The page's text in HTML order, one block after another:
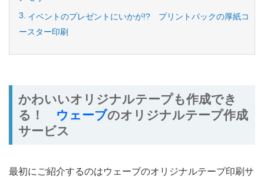
イベントのプレゼントにいかが!? プリントパックの厚紙コ
ースター印刷
かわいいオリジナルテープも作成でき
る！ ウェーブのオリジナルテープ作成
サービス
最初にご紹介するのはウェーブのオリジナルテープ印刷サ